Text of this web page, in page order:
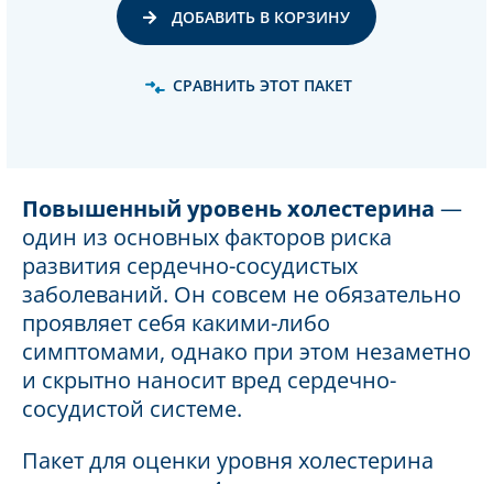
Повышенный уровень холестерина —
один из основных факторов риска
развития сердечно-сосудистых
заболеваний. Он совсем не обязательно
проявляет себя какими-либо
симптомами, однако при этом незаметно
и скрытно наносит вред сердечно-
сосудистой системе.
Пакет для оценки уровня холестерина
ДОБАВИТЬ В КОРЗИНУ
СРАВНИТЬ ЭТОТ ПАКЕТ